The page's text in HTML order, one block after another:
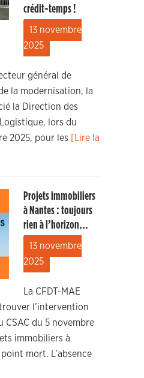
crédit-temps !
13 novembre
2025
général de
la modernisation, la
la Direction des
lors du
2025, pour les
[Lire la
Projets immobiliers
à Nantes : toujours
rien à l’horizon…
13 novembre
2025
La CFDT-MAE
l’intervention
CSAC du 5 novembre
immobiliers à
mort. L’absence